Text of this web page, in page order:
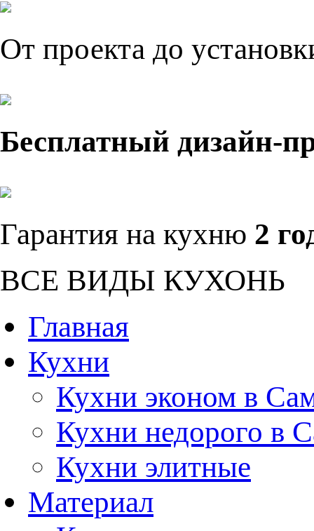
От проекта до
Бесплатный дизайн-
Гарантия на кухню 2
ВСЕ ВИДЫ КУХОНЬ
Главная
Кухни
Кухни эконом в
Кухни недорого в
Кухни элитные
Материал